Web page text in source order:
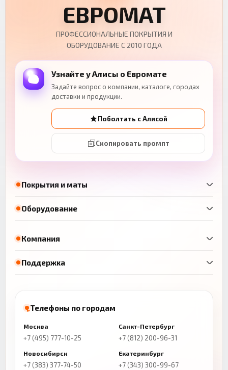
Покрытия и маты
Оборудование
ЕВРОМАТ
ПРОФЕССИОНАЛЬНЫЕ ПОКРЫТИЯ И
ОБОРУДОВАНИЕ С 2010 ГОДА
Узнайте у Алисы о Евромате
Задайте вопрос о компании, каталоге, городах
доставки и продукции.
Поболтать с Алисой
Скопировать промпт
Компания
Поддержка
Телефоны по городам
Москва
+7 (495) 777-10-25
Санкт-Петербург
+7 (812) 200-96-31
Новосибирск
+7 (383) 377-74-50
Екатеринбург
+7 (343) 300-99-67